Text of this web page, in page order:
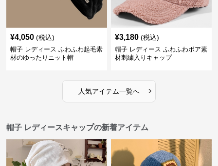
¥4,050 (税込)
帽子 レディース ふわふわ起毛素
材のゆったりニット帽
¥3,180 (税込)
帽子 レディース ふわふわボア素
材刺繍入りキャップ
人気アイテム一覧へ ›
帽子 レディースキャップの新着アイテム